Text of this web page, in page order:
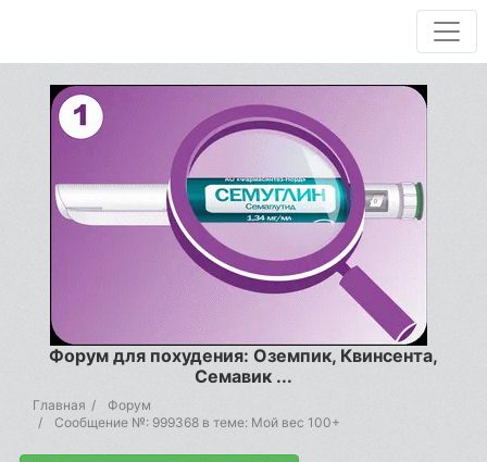
Форум для похудения: Оземпик, Квинсента,
Семавик ...
Главная
Форум
Сообщение №: 999368 в теме: Мой вес 100+